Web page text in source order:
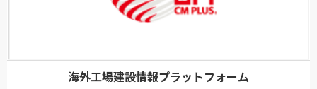
海外工場建設情報プラットフォーム